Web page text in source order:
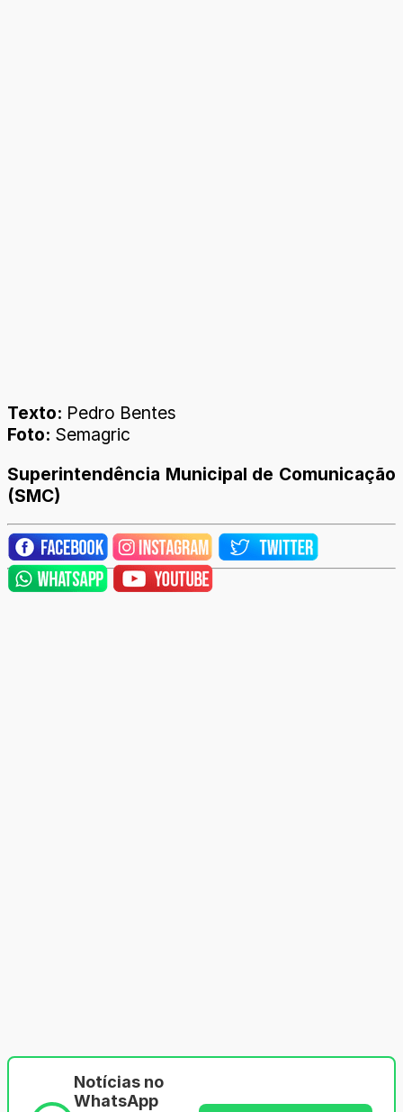
Texto: Pedro Bentes
Foto: Semagric
Superintendência Municipal de Comunicação
(SMC)
Notícias no
WhatsApp